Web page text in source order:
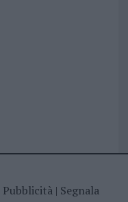
Pubblicità| Segnala